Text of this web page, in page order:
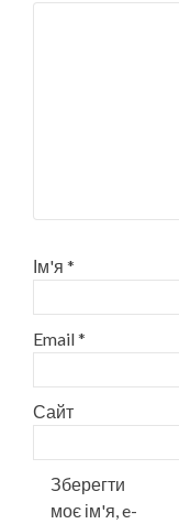
Ім'я *
Email*
Сайт
Зберегти
моє ім'я, e-